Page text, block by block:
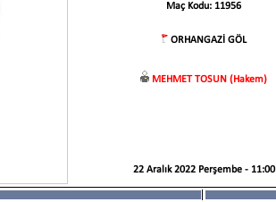
Maç Kodu: 11956
ORHANGAZİ GÖL
MEHMET TOSUN (Hakem)
22 Aralık 2022 Perşembe - 11:00